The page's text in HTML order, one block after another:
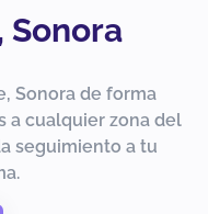
Sonora
Sonora de forma
a cualquier zona del
seguimiento a tu